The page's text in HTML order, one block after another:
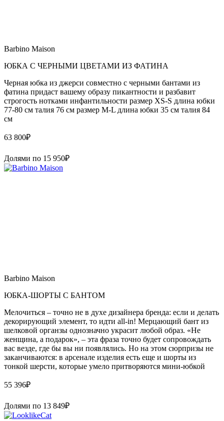
Barbino Maison
ЮБКА С ЧЕРНЫМИ ЦВЕТАМИ ИЗ ФАТИНА
Черная юбка из джерси совместно с черными бантами из
фатина придаст вашему образу пикантности и разбавит
строгость нотками инфантильности размер XS-S длина юбки
77-80 см талия 76 см размер M-L длина юбки 35 см талия 84
см
63 800₽
Долями по 15 950₽
Barbino Maison
ЮБКА-ШОРТЫ С БАНТОМ
Мелочиться – точно не в духе дизайнера бренда: если и делать
декорирующий элемент, то идти all-in! Мерцающий бант из
шелковой органзы однозначно украсит любой образ. «Не
женщина, а подарок», – эта фраза точно будет сопровождать
вас везде, где бы вы ни появлялись. Но на этом сюрпризы не
заканчиваются: в арсенале изделия есть еще и шорты из
тонкой шерсти, которые умело притворяются мини-юбкой
55 396₽
Долями по 13 849₽